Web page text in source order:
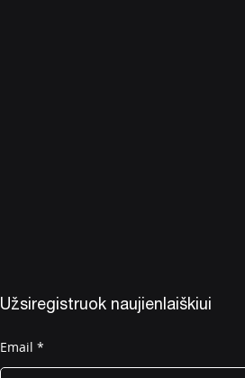
Užsiregistruok naujienlaiškiui
Email